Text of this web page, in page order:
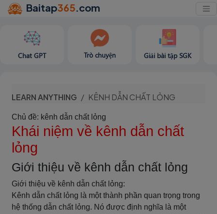
Baitap365.com
Chat GPT Trò chuyện Giải bài tập SGK
LEARN ANYTHING KÊNH DẪN CHẤT LỎNG
Chủ đề: kênh dẫn chất lỏng
Khái niệm về kênh dẫn chất
lỏng
Giới thiệu về kênh dẫn chất lỏng
Giới thiệu về kênh dẫn chất lỏng:
Kênh dẫn chất lỏng là một thành phần quan trọng trong
hệ thống dẫn chất lỏng. Nó được định nghĩa là một